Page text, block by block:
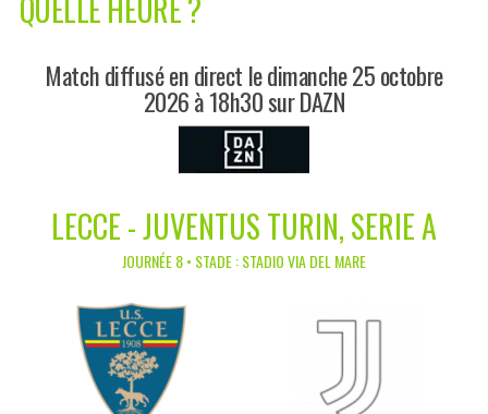
QUELLE HEURE ?
Match diffusé en direct le dimanche 25 octobre
2026 à 18h30 sur DAZN
LECCE - JUVENTUS TURIN, SERIE A
JOURNÉE 8 • STADE : STADIO VIA DEL MARE